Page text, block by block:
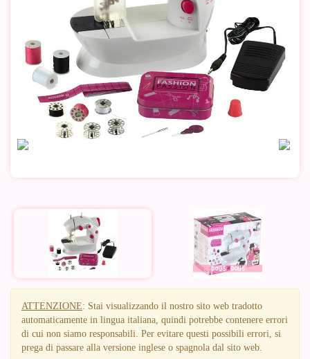
ATTENZIONE: Stai visualizzando il nostro sito web tradotto
automaticamente in lingua italiana, quindi potrebbe contenere errori
di cui non siamo responsabili. Per evitare questi possibili errori, si
prega di passare alla versione inglese o spagnola dal sito web.